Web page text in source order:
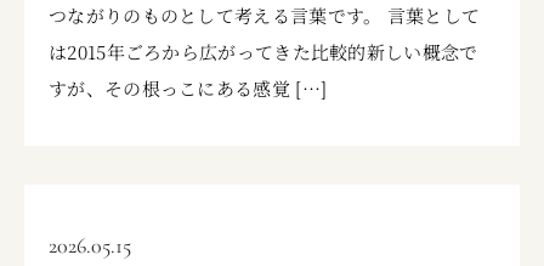
つながりのものとして考える言葉です。 言葉として
は2015年ごろから広がってきた比較的新しい概念で
すが、その根っこにある感覚 […]
2026.05.15